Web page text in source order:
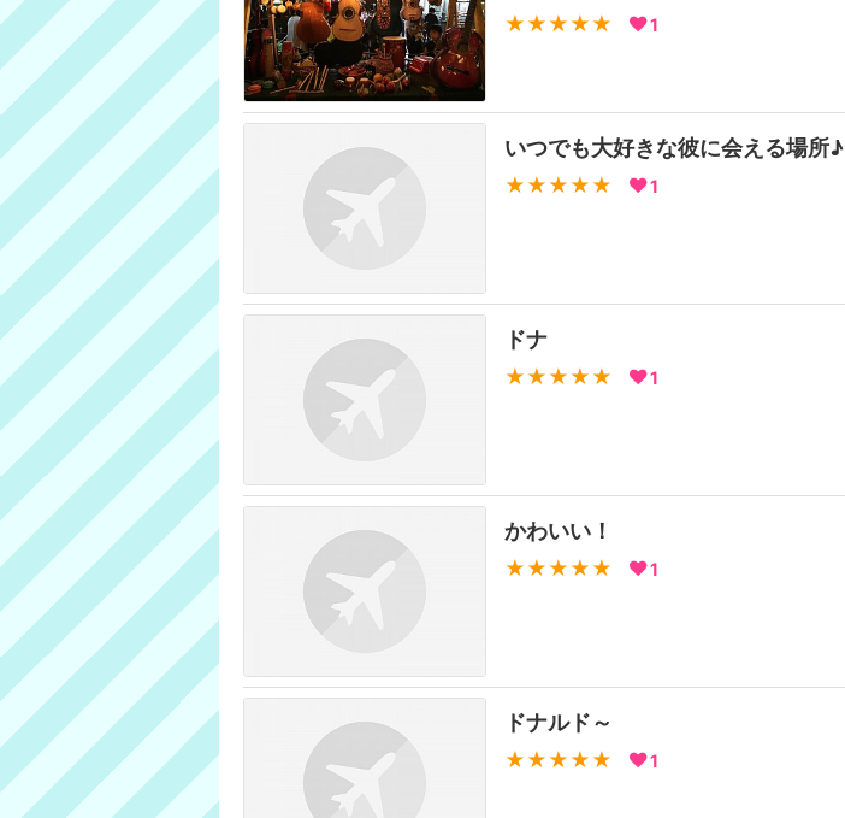
★★★★★ 1
いつでも大好きな彼に会える場所♪
★★★★★ 1
ドナ
★★★★★ 1
かわいい！
★★★★★ 1
ドナルド～
★★★★★ 1